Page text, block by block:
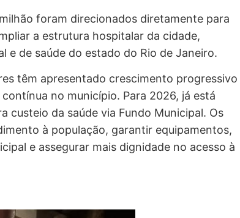
foram direcionados diretamente para
a estrutura hospitalar da cidade,
de saúde do estado do Rio de Janeiro.
têm apresentado crescimento progressivo
no município. Para 2026, já está
custeio da saúde via Fundo Municipal. Os
à população, garantir equipamentos,
e assegurar mais dignidade no acesso à